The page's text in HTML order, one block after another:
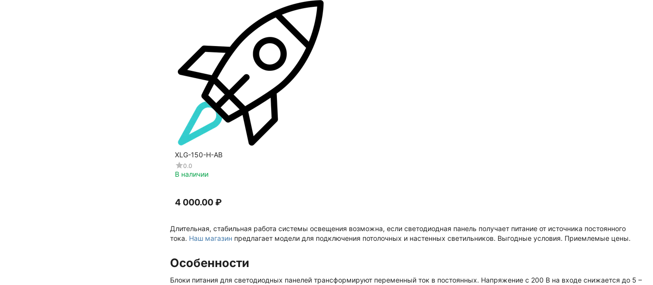
XLG-150-H-AB
0.0
В наличии
4 000.00₽
Длительная, стабильная работа системы освещения возможна, если светодиодная панель получает питание от источника постоянного
тока. Наш магазин предлагает модели для подключения потолочных и настенных светильников. Выгодные условия. Приемлемые цены.
Особенности
Блоки питания для светодиодных панелей трансформируют переменный ток в постоянных. Напряжение с 200 В на входе снижается до 5 –